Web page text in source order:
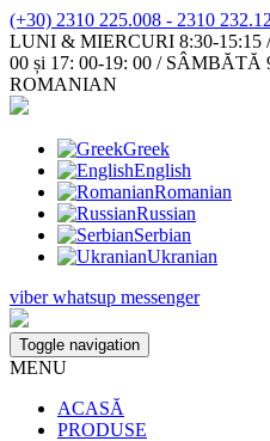
(+30) 2310 225.008 - 2310
LUNI & MIERCURI 8:30-15:15
00 și 17: 00-19: 00 / SÂMBĂTĂ
ROMANIAN
Greek
English
Romanian
Russian
Serbian
Ukranian
viber whatsup messenger
Toggle navigation
MENU
ACASĂ
PRODUSE